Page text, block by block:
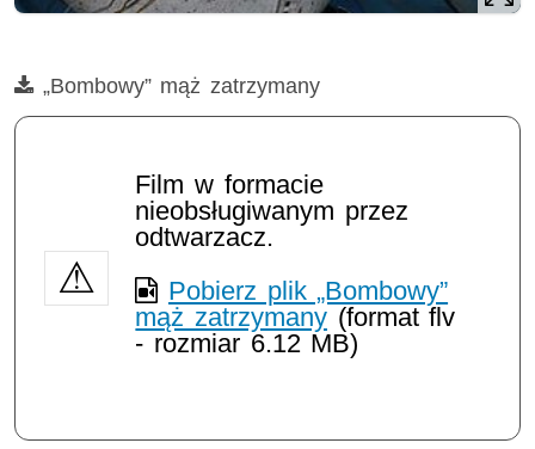
Film
„Bombowy” mąż zatrzymany
Opis filmu: bomba, broń, materiały wybuchowe, groźby
Film w formacie
nieobsługiwanym przez
odtwarzacz.
Pobierz plik „Bombowy”
mąż zatrzymany(format flv
- rozmiar 6.12 MB)